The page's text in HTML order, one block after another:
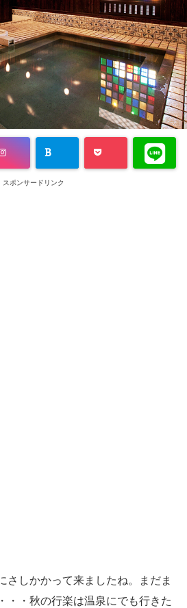
スポンサードリンク
さしかかって来ましたね。まだま
・・秋の行楽は温泉にでも行きた